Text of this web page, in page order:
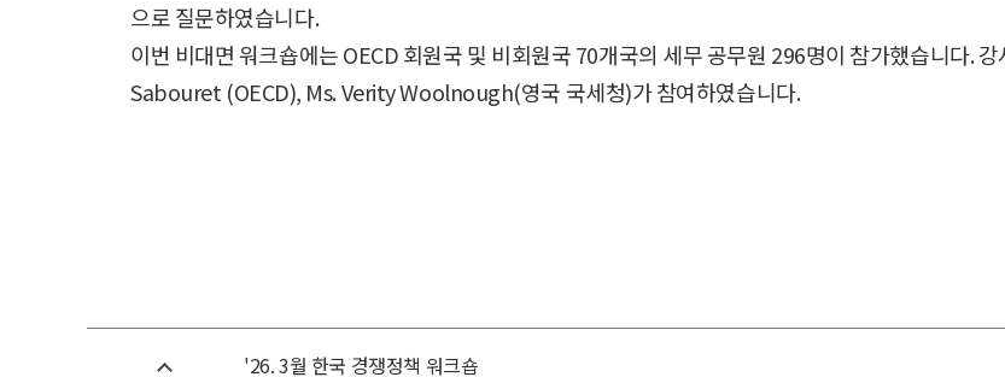
으로 질문하였습니다.
이번 비대면 워크숍에는 OECD 회원국 및 비회원국 70개국의 세무 공무원 296명이 참가했습니다.
Sabouret (OECD), Ms. Verity Woolnough(영국 국세청)가 참여하였습니다.
'26. 3월 한국 경쟁정책 워크숍